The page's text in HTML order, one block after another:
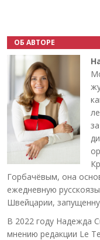
ОБ АВТОРЕ
Горбачёвым, она
ежедневную
Швейцарии,
В 2022 году Надежда
мнению редакции Le